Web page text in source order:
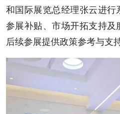
和国际展览总经理张云进
参展补贴、市场开拓支持及
后续参展提供政策参考与支持